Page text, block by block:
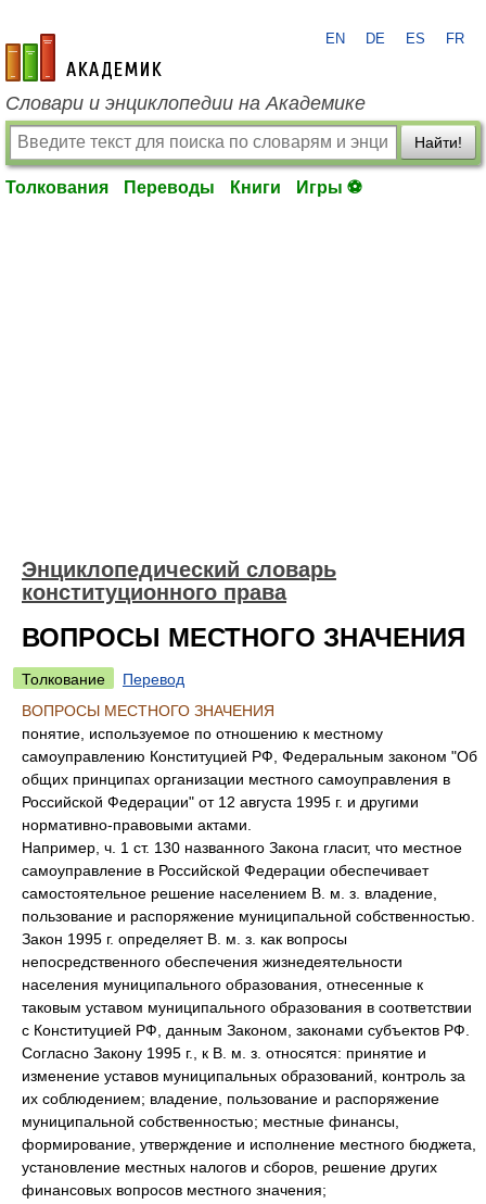
academic.ru
EN DE ES FR
Словари и энциклопедии на Академике
Найти!
Толкования Переводы Книги Игры ⚽
Энциклопедический словарь
конституционного права
ВОПРОСЫ МЕСТНОГО ЗНАЧЕНИЯ
Толкование
Перевод
ВОПРОСЫ МЕСТНОГО ЗНАЧЕНИЯ
понятие, используемое по отношению к местному
самоуправлению Конституцией РФ, Федеральным законом "Об
общих принципах организации местного самоуправления в
Российской Федерации" от 12 августа 1995 г. и другими
нормативно-правовыми актами.
Например, ч. 1 ст. 130 названного Закона гласит, что местное
самоуправление в Российской Федерации обеспечивает
самостоятельное решение населением В. м. з. владение,
пользование и распоряжение муниципальной собственностью.
Закон 1995 г. определяет В. м. з. как вопросы
непосредственного обеспечения жизнедеятельности
населения муниципального образования, отнесенные к
таковым уставом муниципального образования в соответствии
с Конституцией РФ, данным Законом, законами субъектов РФ.
Согласно Закону 1995 г., к В. м. з. относятся: принятие и
изменение уставов муниципальных образований, контроль за
их соблюдением; владение, пользование и распоряжение
муниципальной собственностью; местные финансы,
формирование, утверждение и исполнение местного бюджета,
установление местных налогов и сборов, решение других
финансовых вопросов местного значения;